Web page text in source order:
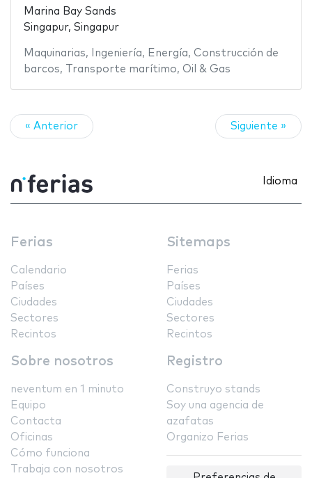
Marina Bay Sands
Singapur, Singapur
Maquinarias, Ingeniería, Energía, Construcción de
barcos, Transporte marítimo, Oil & Gas
« Anterior Siguiente »
Idioma
Ferias
Calendario
Países
Ciudades
Sectores
Recintos
Sitemaps
Ferias
Países
Ciudades
Sectores
Recintos
Sobre nosotros
neventum en 1 minuto
Equipo
Contacta
Oficinas
Cómo funciona
Trabaja con nosotros
Registro
Construyo stands
Soy una agencia de
azafatas
Organizo Ferias